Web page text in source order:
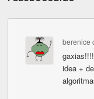
berenice
idea +